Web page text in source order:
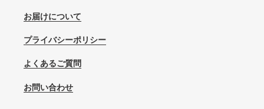
お届けについて
プライバシーポリシー
よくあるご質問
お問い合わせ